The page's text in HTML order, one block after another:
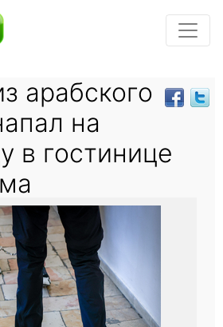
арабского
на
в гостинице